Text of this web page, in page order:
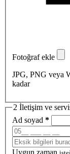
Fotoğraf ekle
JPG, PNG veya
kadar
2 İletişim ve
Ad soyad *
Uygun zaman